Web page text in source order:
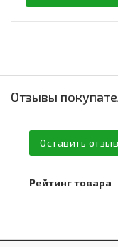
Отзывы
Оставить отзыв
Рейтинг товара